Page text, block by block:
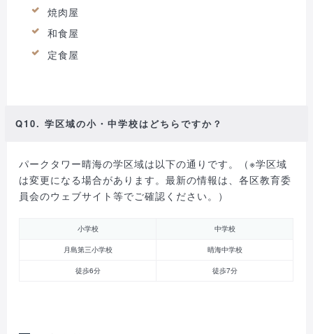
焼肉屋
和食屋
定食屋
Q10. 学区域の小・中学校はどちらですか？
パークタワー晴海の学区域は以下の通りです。（※学区域
は変更になる場合があります。最新の情報は、各区教育委
員会のウェブサイト等でご確認ください。）
小学校 中学校
月島第三小学校 晴海中学校
徒歩6分 徒歩7分